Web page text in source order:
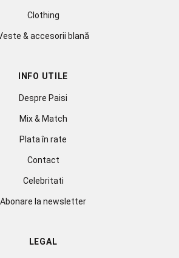
Clothing
& accesorii blană
INFO UTILE
Despre Paisi
Mix & Match
Plata în rate
Contact
Celebritati
Abonare la newsletter
LEGAL